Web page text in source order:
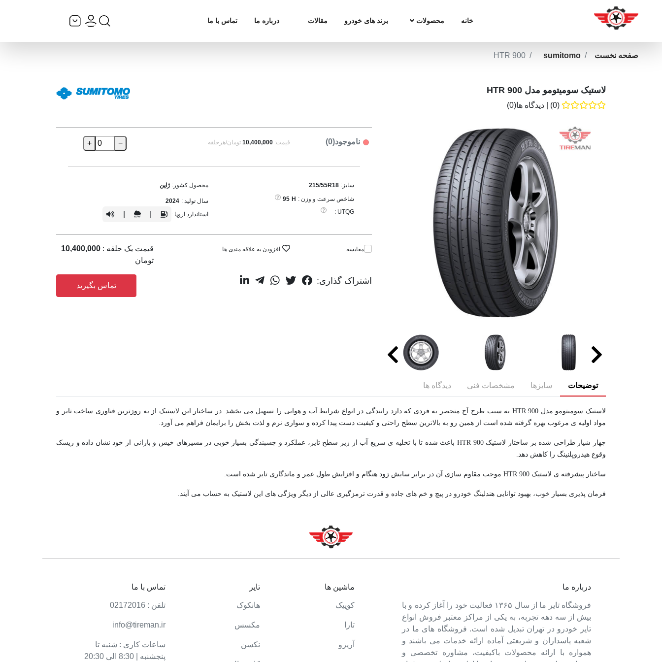
خانه محصولات برند های خودرو مقالات درباره ما تماس با ما
صفحه نخست sumitomo
HTR 900
لاستیک سومیتومو مدل HTR 900
(0) دیدگاه ها(0)
ناموجود(0) قیمت:10,400,000 تومان/هرحلقه −
+
سایز: 215/55R18
شاخص سرعت و وزن : H
95
UTQG :
محصول کشور: ژاپن
سال تولید : 2024
استاندارد اروپا :
مقایسه افزودن به علاقه مندی ها قیمت یک حلقه : 10,400,000
تومان
اشتراک گذاری: تماس بگیرید
توضیحات سایزها مشخصات فنی دیدگاه ها
لاستیک سومیتومو مدل HTR 900 به سبب طرح آج منحصر به فردی که دارد رانندگی در انواع شرایط آب و هوایی را تسهیل می بخشد. در ساختار این لاستیک از به روزترین فناوری ساخت تایر و
مواد اولیه ی مرغوب بهره گرفته شده است از همین رو به بالاترین سطح راحتی و کیفیت دست پیدا کرده و سواری نرم و لذت بخش را برایمان فراهم می آورد.
چهار شیار طراحی شده بر ساختار لاستیک HTR 900 باعث شده تا با تخلیه ی سریع آب از زیر سطح تایر، عملکرد و چسبندگی بسیار خوبی در مسیرهای خیس و بارانی از خود نشان داده و ریسک
وقوع هیدروپلنینگ را کاهش دهد.
ساختار پیشرفته ی لاستیک HTR 900 موجب مقاوم سازی آن در برابر سایش زود هنگام و افزایش طول عمر و ماندگاری تایر شده است.
فرمان پذیری بسیار خوب، بهبود توانایی هندلینگ خودرو در پیچ و خم های جاده و قدرت ترمزگیری عالی از دیگر ویژگی های این لاستیک به حساب می آیند.
درباره ما
فروشگاه تایر ما از سال ۱۳۶۵ فعالیت خود را آغاز کرده و با
بیش از سه دهه تجربه، به یکی از مراکز معتبر فروش انواع
تایر خودرو در تهران تبدیل شده است. فروشگاه های ما در
شعبه پاسداران و شریعتی آماده ارائه خدمات می باشند و
همواره با ارائه محصولات باکیفیت، مشاوره تخصصی و
ماشین ها
کوییک
تارا
آریزو
تایر
هانکوک
مکسس
نکسن
تماس با ما
تلفن : 02172016
info@tireman.ir
ساعات کاری : شنبه تا
پنجشنبه | 8:30 الی 20:30